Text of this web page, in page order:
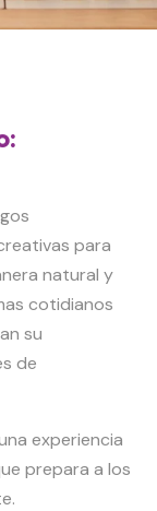
para
natural y
cotidianos
su
de
experiencia
prepara a los